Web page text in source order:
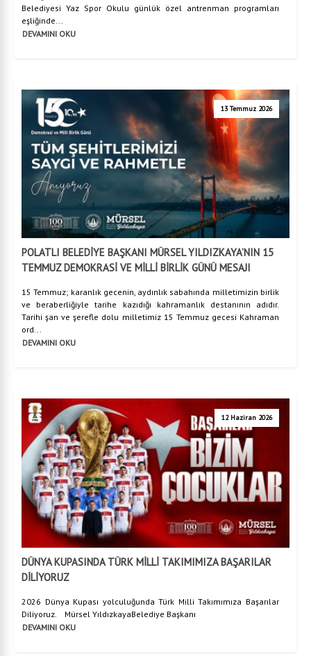
Belediyesi Yaz Spor Okulu günlük özel antrenman programları
eşliğinde...
DEVAMINI OKU
13 Temmuz 2026
POLATLI BELEDİYE BAŞKANI MÜRSEL YILDIZKAYA’NIN 15
TEMMUZ DEMOKRASİ VE MİLLİ BİRLİK GÜNÜ MESAJI
15 Temmuz; karanlık gecenin, aydınlık sabahında milletimizin birlik
ve beraberliğiyle tarihe kazıdığı kahramanlık destanının adıdır.
Tarihi şan ve şerefle dolu milletimiz 15 Temmuz gecesi Kahraman
ord...
DEVAMINI OKU
12 Haziran 2026
DÜNYA KUPASINDA TÜRK MİLLİ TAKIMIMIZA BAŞARILAR
DİLİYORUZ
2026 Dünya Kupası yolculuğunda Türk Milli Takımımıza Başarılar
Diliyoruz. Mürsel YıldızkayaBelediye Başkanı
DEVAMINI OKU